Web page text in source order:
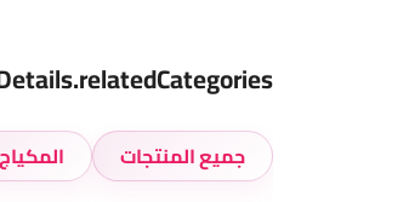
جميع المنتجات المكياج